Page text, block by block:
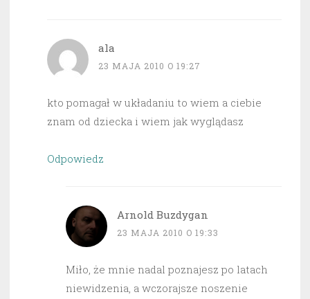
ala
23 MAJA 2010 O 19:27
kto pomagał w układaniu to wiem a ciebie
znam od dziecka i wiem jak wyglądasz
Odpowiedz
Arnold Buzdygan
23 MAJA 2010 O 19:33
Miło, że mnie nadal poznajesz po latach
niewidzenia, a wczorajsze noszenie